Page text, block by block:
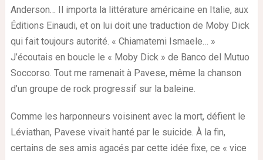
Anderson… Il importa la littérature américaine en Italie, aux
Éditions Einaudi, et on lui doit une traduction de Moby Dick
qui fait toujours autorité. « Chiamatemi Ismaele… »
J’écoutais en boucle le « Moby Dick » de Banco del Mutuo
Soccorso. Tout me ramenait à Pavese, même la chanson
d’un groupe de rock progressif sur la baleine.
Comme les harponneurs voisinent avec la mort, défient le
Léviathan, Pavese vivait hanté par le suicide. À la fin,
certains de ses amis agacés par cette idée fixe, ce « vice